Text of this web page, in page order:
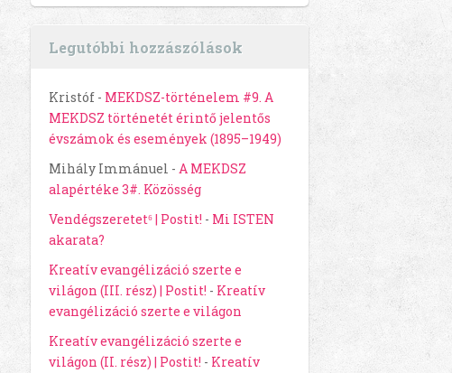
Legutóbbi hozzászólások
Kristóf - MEKDSZ-történelem #9. A
MEKDSZ történetét érintő jelentős
évszámok és események (1895–1949)
Mihály Immánuel -A MEKDSZ
alapértéke 3#. Közösség
Vendégszeretet⁶ | Postit! - Mi ISTEN
akarata?
Kreatív evangélizáció szerte e
világon (III. rész) | Postit! - Kreatív
evangélizáció szerte e világon
Kreatív evangélizáció szerte e
világon (II. rész) | Postit! - Kreatív